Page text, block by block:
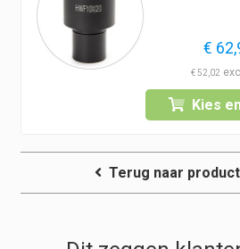
€
€52,02
Kies
Terug naar